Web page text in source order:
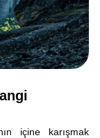
içine karışmak